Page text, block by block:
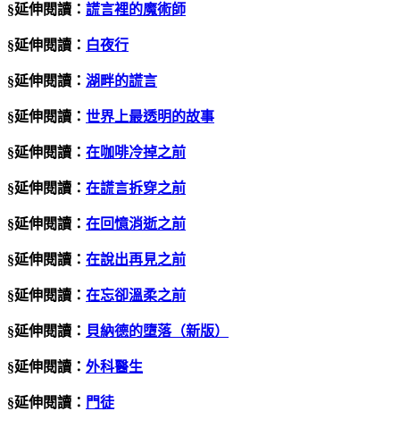
§延伸閱讀： 謊言裡的魔術師
§延伸閱讀： 白夜行
§延伸閱讀： 湖畔的謊言
§延伸閱讀： 世界上最透明的故事
§延伸閱讀： 在咖啡冷掉之前
§延伸閱讀： 在謊言拆穿之前
§延伸閱讀： 在回憶消逝之前
§延伸閱讀： 在說出再見之前
§延伸閱讀： 在忘卻溫柔之前
§延伸閱讀： 貝納德的墮落（新版）
§延伸閱讀： 外科醫生
§延伸閱讀： 門徒